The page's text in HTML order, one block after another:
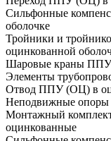
Сильфонные
оболочке
Тройники и
оцинкованной
Шаровые краны ППУ
Элементы
Отвод ППУ (ОЦ) в
Неподвижные
Монтажный
оцинкованные